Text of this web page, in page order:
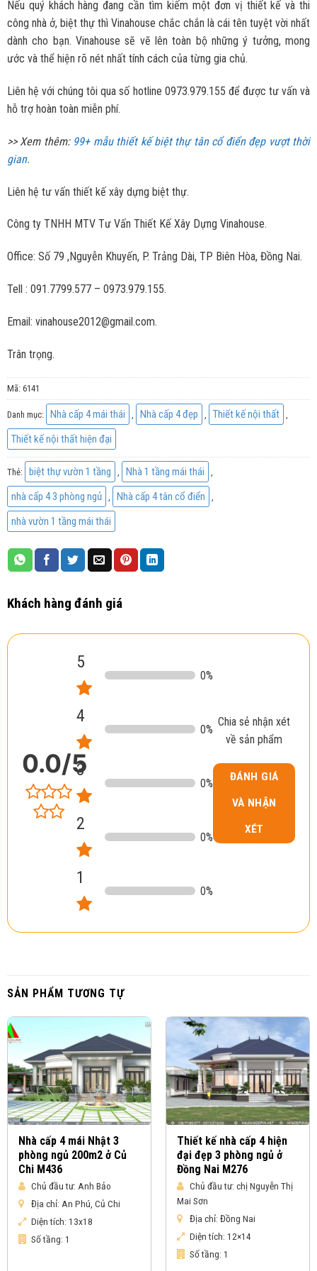
Nếu quý khách hàng đang cần tìm kiếm một đơn vị thiết kế và thi
công nhà ở, biệt thự thì Vinahouse chắc chắn là cái tên tuyệt vời nhất
dành cho bạn. Vinahouse sẽ vẽ lên toàn bộ những ý tưởng, mong
ước và thể hiện rõ nét nhất tính cách của từng gia chủ.
Liên hệ với chúng tôi qua số hotline 0973.979.155 để được tư vấn và
hỗ trợ hoàn toàn miễn phí.
>> Xem thêm: 99+ mẫu thiết kế biệt thự tân cổ điển đẹp vượt thời
gian.
Liên hệ tư vấn thiết kế xây dựng biệt thự.
Công ty TNHH MTV Tư Vấn Thiết Kế Xây Dựng Vinahouse.
Office: Số 79 ,Nguyễn Khuyến, P. Trảng Dài, TP Biên Hòa, Đồng Nai.
Tell : 091.7799.577 – 0973.979.155.
Email: vinahouse2012@gmail.com.
Trân trọng.
Mã: 6141
Danh mục: Nhà cấp 4 mái thái , Nhà cấp 4 đẹp , Thiết kế nội thất ,
Thiết kế nội thất hiện đại
Thẻ: biệt thự vườn 1 tầng , Nhà 1 tầng mái thái ,
nhà cấp 4 3 phòng ngủ , Nhà cấp 4 tân cổ điển ,
nhà vườn 1 tầng mái thái
Khách hàng đánh giá
0.0/5
5
0%
4
0%
3
0%
2
0%
1
0%
Chia sẻ nhận xét
về sản phẩm
ĐÁNH GIÁ
VÀ NHẬN
XÉT
SẢN PHẨM TƯƠNG TỰ
Nhà cấp 4 mái Nhật 3
phòng ngủ 200m2 ở Củ
Chi M436
Chủ đầu tư: Anh Bảo
Địa chỉ: An Phú, Củ Chi
Diện tích: 13x18
Số tầng: 1
Thiết kế nhà cấp 4 hiện
đại đẹp 3 phòng ngủ ở
Đồng Nai M276
Chủ đầu tư: chị Nguyễn Thị
Mai Sơn
Địa chỉ: Đồng Nai
Diện tích: 12×14
Số tầng: 1